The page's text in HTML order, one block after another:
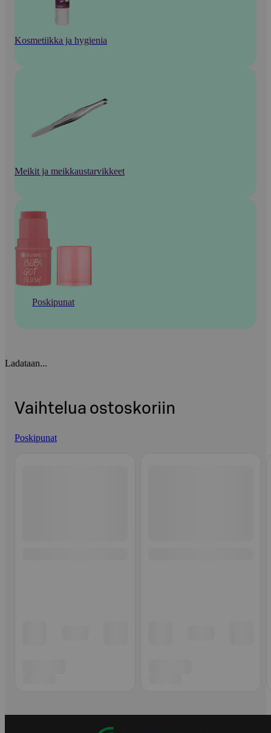
Kosmetiikka ja hygienia
Meikit ja meikkaustarvikkeet
Poskipunat
Ladataan...
Vaihtelua ostoskoriin
Poskipunat